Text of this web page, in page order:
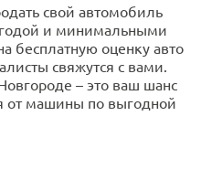
свой автомобиль
и минимальными
бесплатную оценку авто
свяжутся с вами.
– это ваш шанс
от машины по выгодной